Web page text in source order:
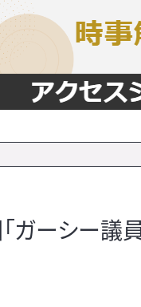
ガーシー議